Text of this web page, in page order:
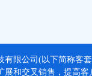
有限公司(以下简称客
展和交叉销售，提高客